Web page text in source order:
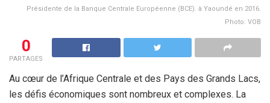
Présidente de la Banque Centrale Européenne (BCE). à Yaoundé en 2016.
Photo: VOB
0
PARTAGES
Au cœur de l’Afrique Centrale et des Pays des Grands Lacs,
les défis économiques sont nombreux et complexes. La